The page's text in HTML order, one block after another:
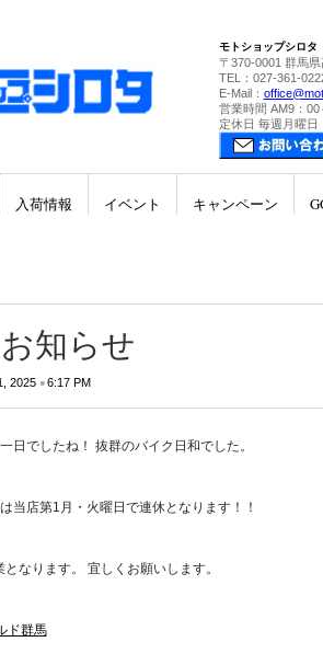
モトショップシロタ
〒370-0001 群馬
TEL：027-361-
E-Mail：
営業時間 AM9：00
定休日 毎週月曜日
入荷情報 イベント キャンペーン
知らせ
2025•6:17 PM
日でしたね！ 抜群のバイク日和でした。
当店第1月・火曜日で連休となります！！
なります。 宜しくお願いします。
ド群馬